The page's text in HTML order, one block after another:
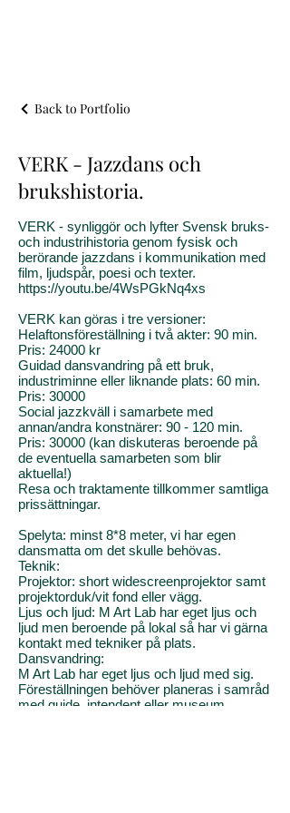
Back to Portfolio
VERK - Jazzdans och
brukshistoria.
VERK - synliggör och lyfter Svensk bruks-
och industrihistoria genom fysisk och
berörande jazzdans i kommunikation med
film, ljudspår, poesi och texter.
https://youtu.be/4WsPGkNq4xs
VERK kan göras i tre versioner:
Helaftonsföreställning i två akter: 90 min.
Pris: 24000 kr
Guidad dansvandring på ett bruk,
industriminne eller liknande plats: 60 min.
Pris: 30000
Social jazzkväll i samarbete med
annan/andra konstnärer: 90 - 120 min.
Pris: 30000 (kan diskuteras beroende på
de eventuella samarbeten som blir
aktuella!)
Resa och traktamente tillkommer samtliga
prissättningar.
Spelyta: minst 8*8 meter, vi har egen
dansmatta om det skulle behövas.
Teknik:
Projektor: short widescreenprojektor samt
projektorduk/vit fond eller vägg.
Ljus och ljud: M Art Lab har eget ljus och
ljud men beroende på lokal så har vi gärna
kontakt med tekniker på plats.
Dansvandring:
M Art Lab har eget ljus och ljud med sig.
Föreställningen behöver planeras i samråd
med guide, intendent eller museum